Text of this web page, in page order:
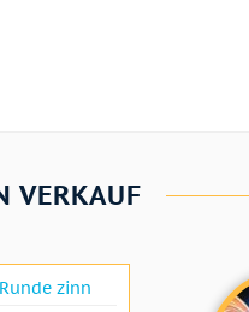
VERKAUF
zinn